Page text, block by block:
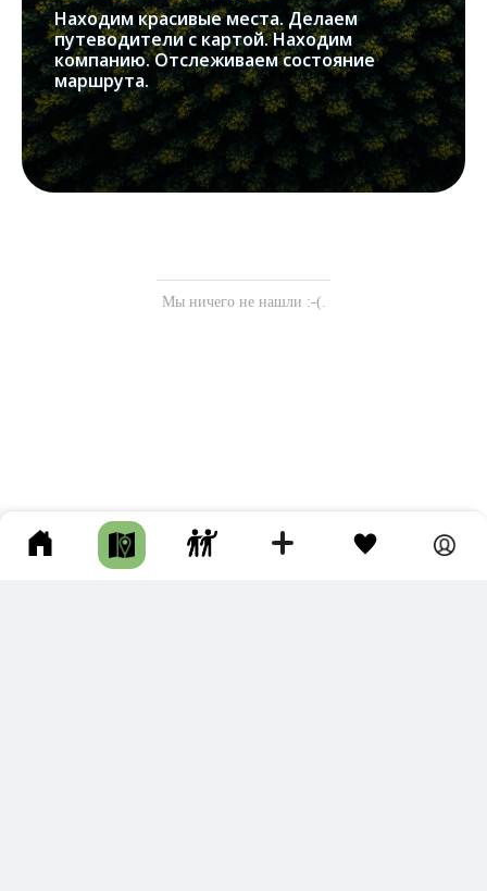
Находим красивые места. Делаем
путеводители с картой. Находим
компанию. Отслеживаем состояние
маршрута.
Мы ничего не нашли :-(.